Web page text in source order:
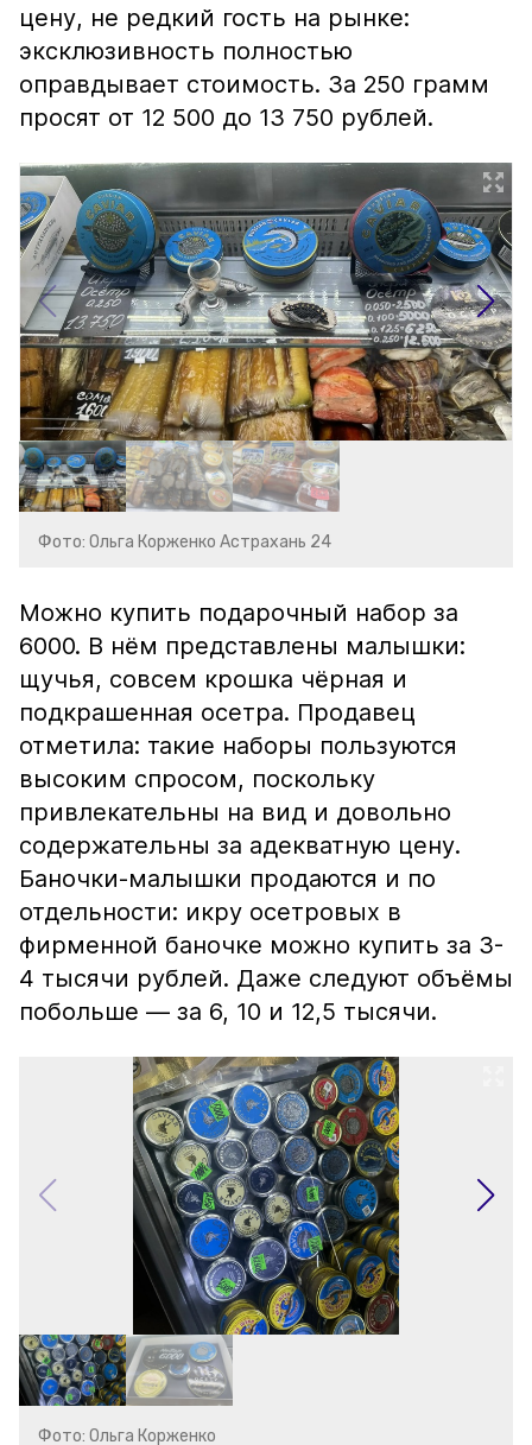
цену, не редкий гость на рынке:
эксклюзивность полностью
оправдывает стоимость. За 250 грамм
просят от 12 500 до 13 750 рублей.
Фото: Ольга Корженко Астрахань 24
Можно купить подарочный набор за
6000. В нём представлены малышки:
щучья, совсем крошка чёрная и
подкрашенная осетра. Продавец
отметила: такие наборы пользуются
высоким спросом, поскольку
привлекательны на вид и довольно
содержательны за адекватную цену.
Баночки-малышки продаются и по
отдельности: икру осетровых в
фирменной баночке можно купить за 3-
4 тысячи рублей. Даже следуют объёмы
побольше — за 6, 10 и 12,5 тысячи.
Фото: Ольга Корженко